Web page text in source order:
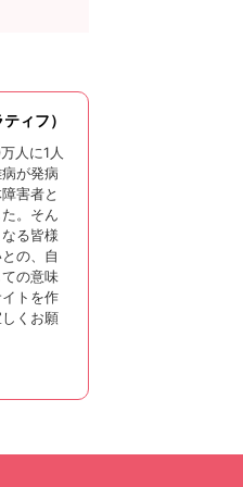
ィフ）
人に1人
が発病
害者と
。そん
る皆様
の、自
の意味
トを作
くお願